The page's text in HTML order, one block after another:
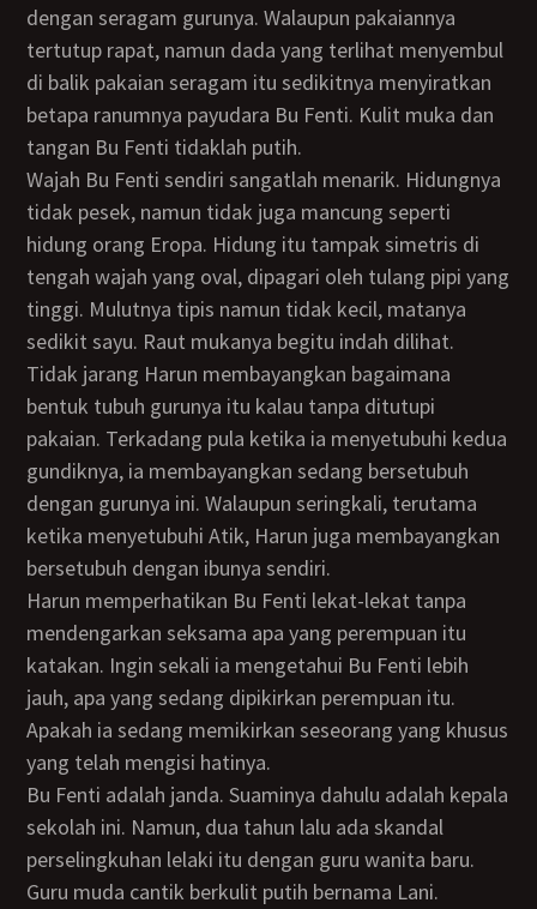
dengan seragam gurunya. Walaupun pakaiannya
tertutup rapat, namun dada yang terlihat menyembul
di balik pakaian seragam itu sedikitnya menyiratkan
betapa ranumnya payudara Bu Fenti. Kulit muka dan
tangan Bu Fenti tidaklah putih.
Wajah Bu Fenti sendiri sangatlah menarik. Hidungnya
tidak pesek, namun tidak juga mancung seperti
hidung orang Eropa. Hidung itu tampak simetris di
tengah wajah yang oval, dipagari oleh tulang pipi yang
tinggi. Mulutnya tipis namun tidak kecil, matanya
sedikit sayu. Raut mukanya begitu indah dilihat.
Tidak jarang Harun membayangkan bagaimana
bentuk tubuh gurunya itu kalau tanpa ditutupi
pakaian. Terkadang pula ketika ia menyetubuhi kedua
gundiknya, ia membayangkan sedang bersetubuh
dengan gurunya ini. Walaupun seringkali, terutama
ketika menyetubuhi Atik, Harun juga membayangkan
bersetubuh dengan ibunya sendiri.
Harun memperhatikan Bu Fenti lekat-lekat tanpa
mendengarkan seksama apa yang perempuan itu
katakan. Ingin sekali ia mengetahui Bu Fenti lebih
jauh, apa yang sedang dipikirkan perempuan itu.
Apakah ia sedang memikirkan seseorang yang khusus
yang telah mengisi hatinya.
Bu Fenti adalah janda. Suaminya dahulu adalah kepala
sekolah ini. Namun, dua tahun lalu ada skandal
perselingkuhan lelaki itu dengan guru wanita baru.
Guru muda cantik berkulit putih bernama Lani.